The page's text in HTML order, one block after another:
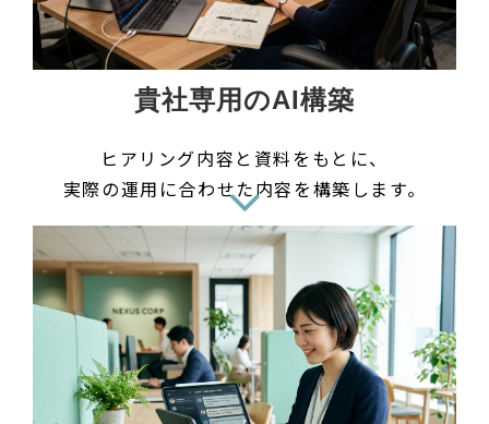
貴社専用のAI構築
ヒアリング内容と資料をもとに、
実際の運用に合わせた内容を構築します。